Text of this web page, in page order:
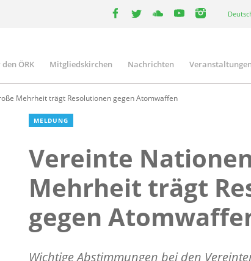
ÖRK Mitgliedskirchen Nachrichten Veranstaltungen
Mehrheit trägt Resolutionen gegen Atomwaffen
MELDUNG
Vereinte
Mehrheit trägt
gegen
Wichtige Abstimmungen bei den